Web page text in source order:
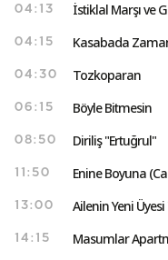
04:13 İstiklal Marşı ve
04:15 Kasabada
04:30 Tozkoparan
06:15 Böyle Bitmesin
08:50 Diriliş "Ertuğrul"
11:50 Enine Boyuna
13:00 Ailenin Yeni
14:15 Masumlar